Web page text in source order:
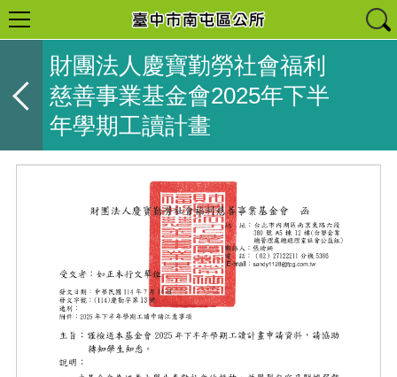
財團法人慶寶勤勞社會福利
慈善事業基金會2025年下半
年學期工讀計畫